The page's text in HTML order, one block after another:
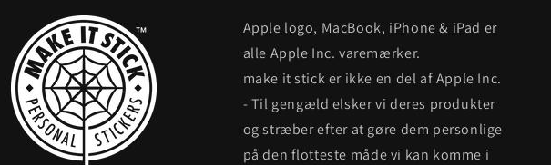
Apple logo, MacBook, iPhone & iPad er
alle Apple Inc. varemærker.
make it stick er ikke en del af Apple Inc.
- Til gengæld elsker vi deres produkter
og stræber efter at gøre dem personlige
på den flotteste måde vi kan komme i